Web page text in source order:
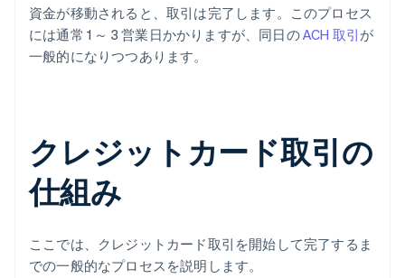
資金が移動されると、取引は完了します。このプロセス
には通常 1 ～ 3 営業日かかりますが、同日のACH 取引 が
一般的になりつつあります。
クレジットカード取引の
仕組み
ここでは、クレジットカード取引を開始して完了するま
での一般的なプロセスを説明します。